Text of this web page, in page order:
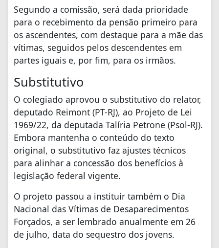
Segundo a comissão, será dada prioridade
para o recebimento da pensão primeiro para
os ascendentes, com destaque para a mãe das
vítimas, seguidos pelos descendentes em
partes iguais e, por fim, para os irmãos.
Substitutivo
O colegiado aprovou o substitutivo do relator,
deputado Reimont (PT-RJ), ao Projeto de Lei
1969/22, da deputada Talíria Petrone (Psol-RJ).
Embora mantenha o conteúdo do texto
original, o substitutivo faz ajustes técnicos
para alinhar a concessão dos benefícios à
legislação federal vigente.
O projeto passou a instituir também o Dia
Nacional das Vítimas de Desaparecimentos
Forçados, a ser lembrado anualmente em 26
de julho, data do sequestro dos jovens.